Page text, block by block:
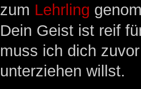
zum Lehrling
Dein Geist ist reif
muss ich dich
unterziehen willst.